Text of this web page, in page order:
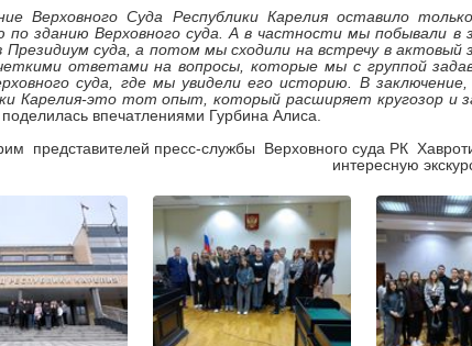
Верховного Суда Республики Карелия оставило
по зданию Верховного суда. А в частности мы побывали в
Президиум суда, а потом мы сходили на встречу в актовый
ответами на вопросы, которые мы с группой
суда, где мы увидели его историю. В
Карелия-это тот опыт, который расширяет кругозор и
впечатлениями Гурбина Алиса.
представителей пресс-службы Верховного суда РК
интересную